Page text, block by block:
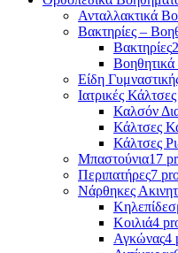
Ανταλλακτικά
Βακτηρίες –
Βακτηρίες
Βοηθητικά
Είδη
Ιατρικές
Καλσόν
Κάλτσες
Κάλτσες
Μπαστούνια17
Περιπατήρες7
Νάρθηκες
Κοιλιά4
Αγκώνας4